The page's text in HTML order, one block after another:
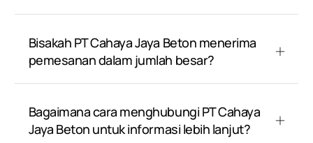
Bisakah PT Cahaya Jaya Beton menerima
pemesanan dalam jumlah besar?
Bagaimana cara menghubungi PT Cahaya
Jaya Beton untuk informasi lebih lanjut?